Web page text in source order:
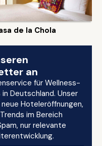
de la Chola
an
für Wellness-
Deutschland. Unser
Hoteleröffnungen,
im Bereich
nur relevante